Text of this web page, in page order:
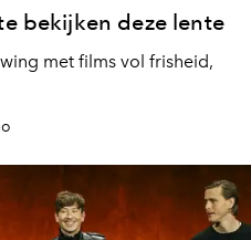
bekijken deze lente
met films vol frisheid,